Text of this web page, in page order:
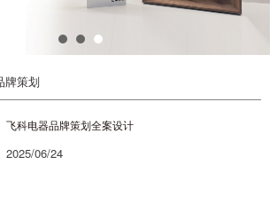
牌策划
飞科电器品牌策划全案设计
2025/06/24